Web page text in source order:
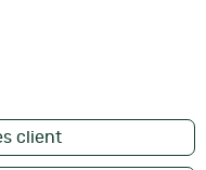
client